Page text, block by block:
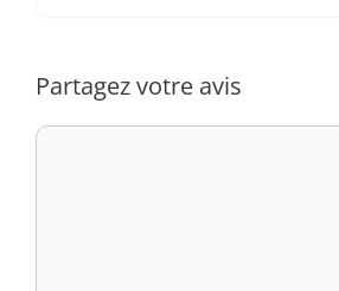
Partagez votre avis
Commentaire